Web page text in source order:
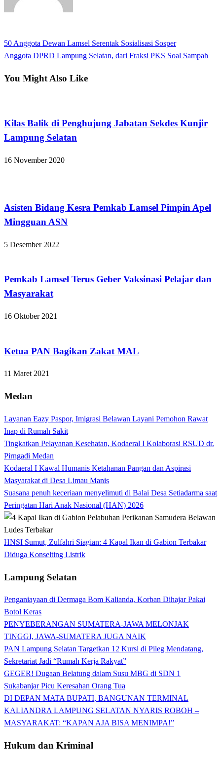
Navigasi
Previous
Post
50 Anggota Dewan Lamsel Serentak Sosialisasi Sosper
Next
Anggota DPRD Lampung Selatan, dari Fraksi PKS Soal Sampah
You Might Also Like
Kilas Balik di Penghujung Jabatan Sekdes Kunjir
Lampung Selatan
16 November 2020
Asisten Bidang Kesra Pemkab Lamsel Pimpin Apel
Mingguan ASN
5 Desember 2022
Pemkab Lamsel Terus Geber Vaksinasi Pelajar dan
Masyarakat
16 Oktober 2021
Ketua PAN Bagikan Zakat MAL
11 Maret 2021
Medan
Layanan Eazy Paspor, Imigrasi Belawan Layani Pemohon Rawat
Inap di Rumah Sakit
Tingkatkan Pelayanan Kesehatan, Kodaeral I Kolaborasi RSUD dr.
Pirngadi Medan‎
Kodaeral I Kawal Humanis Ketahanan Pangan dan Aspirasi
Masyarakat di Desa Limau Manis
Suasana penuh keceriaan menyelimuti di Balai Desa Setiadarma saat
Peringatan Hari Anak Nasional (HAN) 2026
HNSI Sumut, Zulfahri Siagian: 4 Kapal Ikan di Gabion Terbakar
Diduga Konselting Listrik
Lampung Selatan
Penganiayaan di Dermaga Bom Kalianda, Korban Dihajar Pakai
Botol Keras
PENYEBERANGAN SUMATERA-JAWA MELONJAK
TINGGI, JAWA-SUMATERA JUGA NAIK
PAN Lampung Selatan Targetkan 12 Kursi di Pileg Mendatang,
Sekretariat Jadi “Rumah Kerja Rakyat”
GEGER! Dugaan Belatung dalam Susu MBG di SDN 1
Sukabanjar Picu Keresahan Orang Tua
DI DEPAN MATA BUPATI, BANGUNAN TERMINAL
KALIANDRA LAMPUNG SELATAN NYARIS ROBOH –
MASYARAKAT: “KAPAN AJA BISA MENIMPA!”
Hukum dan Kriminal